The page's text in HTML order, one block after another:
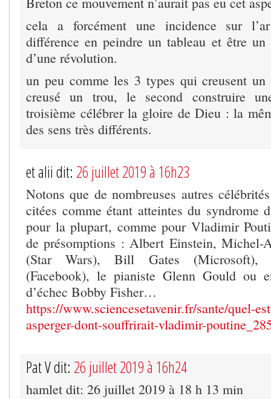
cela a forcément une incidence sur
différence en peindre un tableau et être
d’une révolution.
un peu comme les 3 types qui creusent
creusé un trou, le second construire
troisième célébrer la gloire de Dieu : la
des sens très différents.
et alii dit: 26 juillet 2019 à 16h23
Notons que de nombreuses autres
citées comme étant atteintes du syndrome
pour la plupart, comme pour Vladimir
de présomptions : Albert Einstein, Michel-
(Star Wars), Bill Gates (Microsoft),
(Facebook), le pianiste Glenn Gould ou
d’échec Bobby Fisher…
https://www.sciencesetavenir.fr/sante/quel-
asperger-dont-souffrirait-vladimir-
Pat V dit: 26 juillet 2019 à 16h24
hamlet dit: 26 juillet 2019 à 18 h 13 min